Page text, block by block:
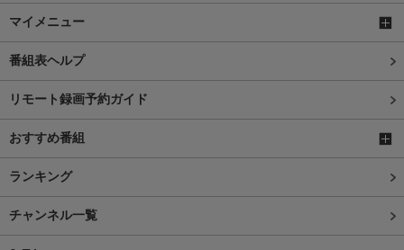
マイメニュー
番組表ヘルプ
リモート録画予約ガイド
おすすめ番組
ランキング
チャンネル一覧